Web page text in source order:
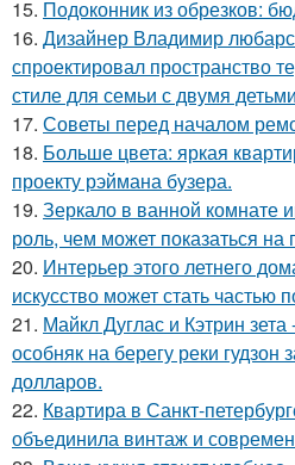
15. Подоконник из обрезков:
16. Дизайнер Владимир
спроектировал пространство
стиле для семьи с двумя
17. Советы перед началом
18. Больше цвета: яркая
проекту рэймана бузера.
19. Зеркало в ванной комнате
роль, чем может показаться на
20. Интерьер этого летнего
искусство может стать частью
21. Майкл Дуглас и Кэтрин
особняк на берегу реки гудзон
долларов.
22. Квартира в Санкт-
объединила винтаж и